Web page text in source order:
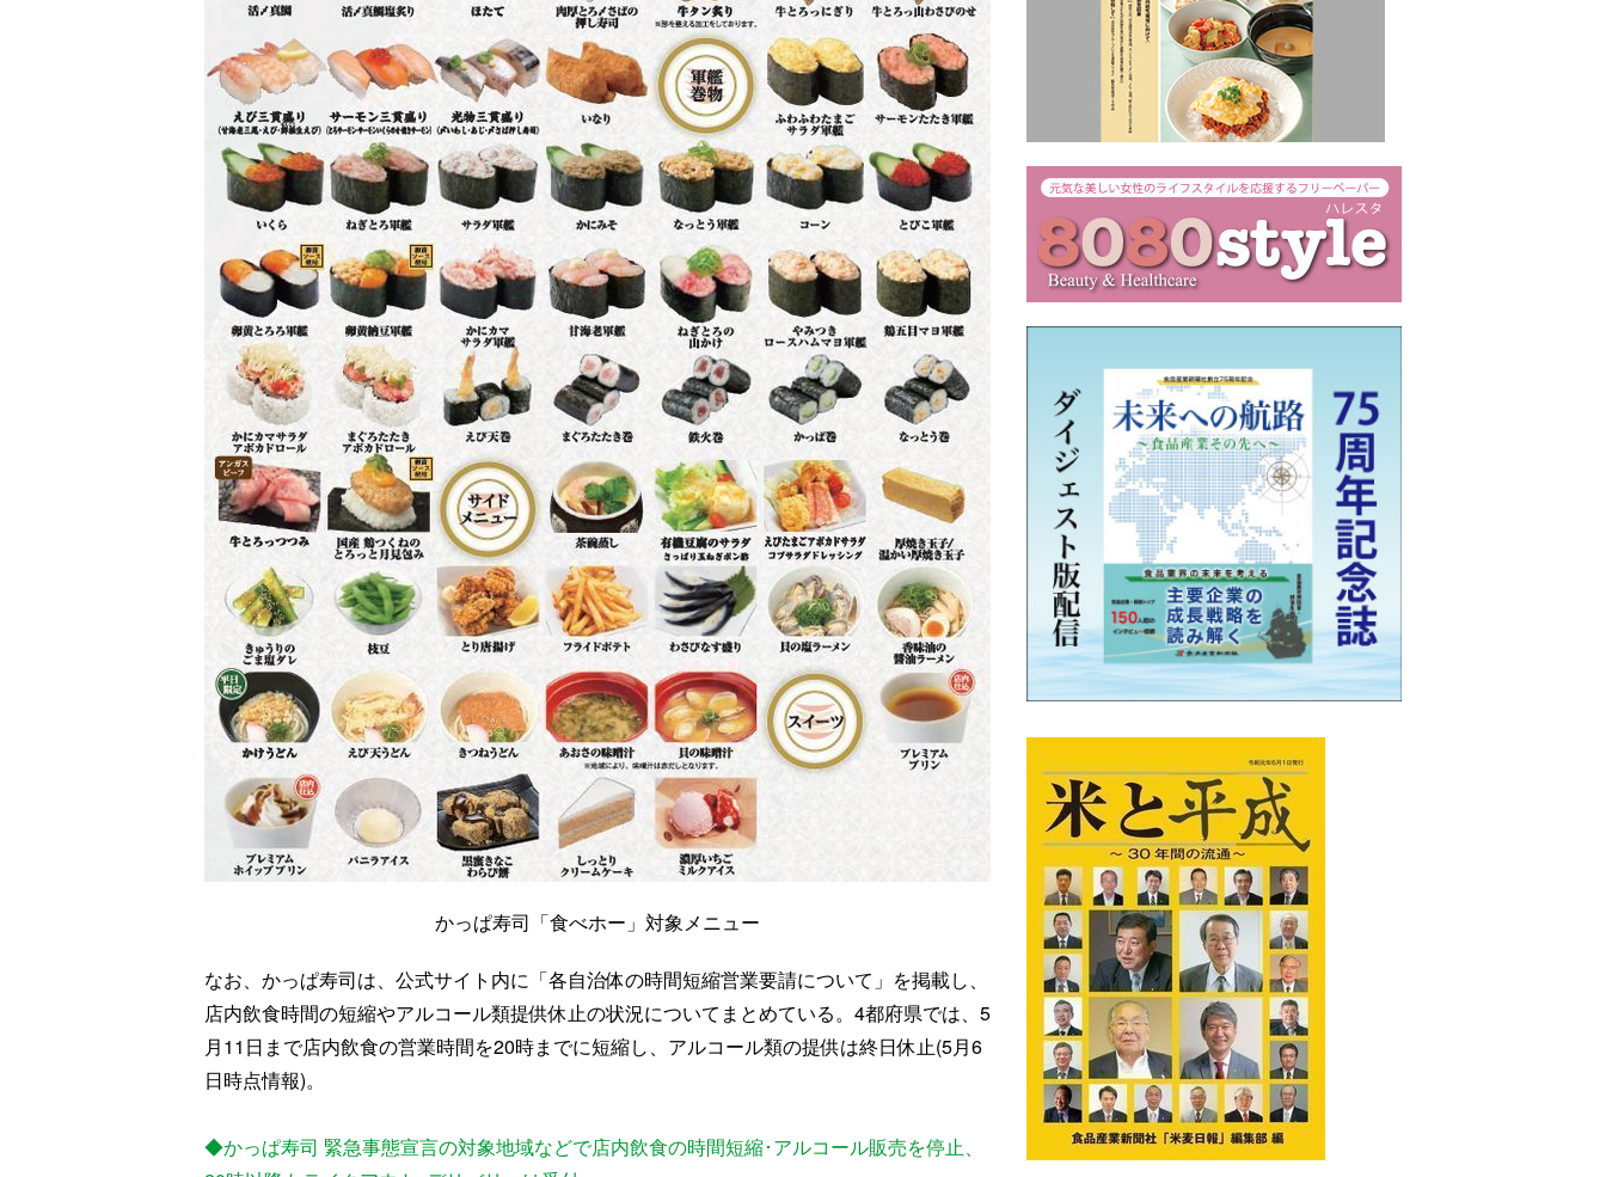
かっぱ寿司「食べホー」対象メニュー
なお、かっぱ寿司は、公式サイト内に「各自治体の時間短縮営業要請について」を掲載し、
店内飲食時間の短縮やアルコール類提供休止の状況についてまとめている。4都府県では、5
月11日まで店内飲食の営業時間を20時までに短縮し、アルコール類の提供は終日休止(5月6
日時点情報)。
◆かっぱ寿司 緊急事態宣言の対象地域などで店内飲食の時間短縮･アルコール販売を停止、